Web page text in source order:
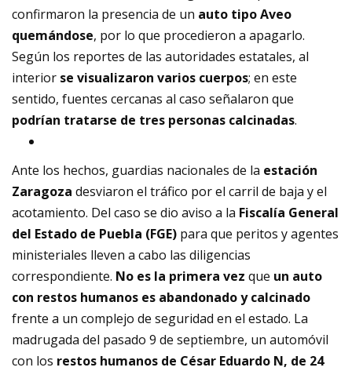
confirmaron la presencia de un auto tipo Aveo
quemándose, por lo que procedieron a apagarlo.
Según los reportes de las autoridades estatales, al
interior se visualizaron varios cuerpos; en este
sentido, fuentes cercanas al caso señalaron que
podrían tratarse de tres personas calcinadas.
Ante los hechos, guardias nacionales de la estación
Zaragoza desviaron el tráfico por el carril de baja y el
acotamiento. Del caso se dio aviso a la Fiscalía General
del Estado de Puebla (FGE) para que peritos y agentes
ministeriales lleven a cabo las diligencias
correspondiente. No es la primera vez que un auto
con restos humanos es abandonado y calcinado
frente a un complejo de seguridad en el estado. La
madrugada del pasado 9 de septiembre, un automóvil
con los restos humanos de César Eduardo N, de 24